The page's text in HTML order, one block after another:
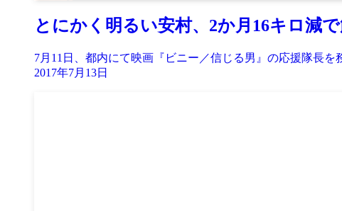
とにかく明るい安村、2か月16キロ減
7月11日、都内にて映画『ビニー／信じる男』の応援隊長
2017年7月13日